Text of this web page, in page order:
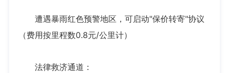
遭遇暴雨红色预警地区，可启动"保价转寄"协议
（费用按里程数0.8元/公里计）
法律救济通道：